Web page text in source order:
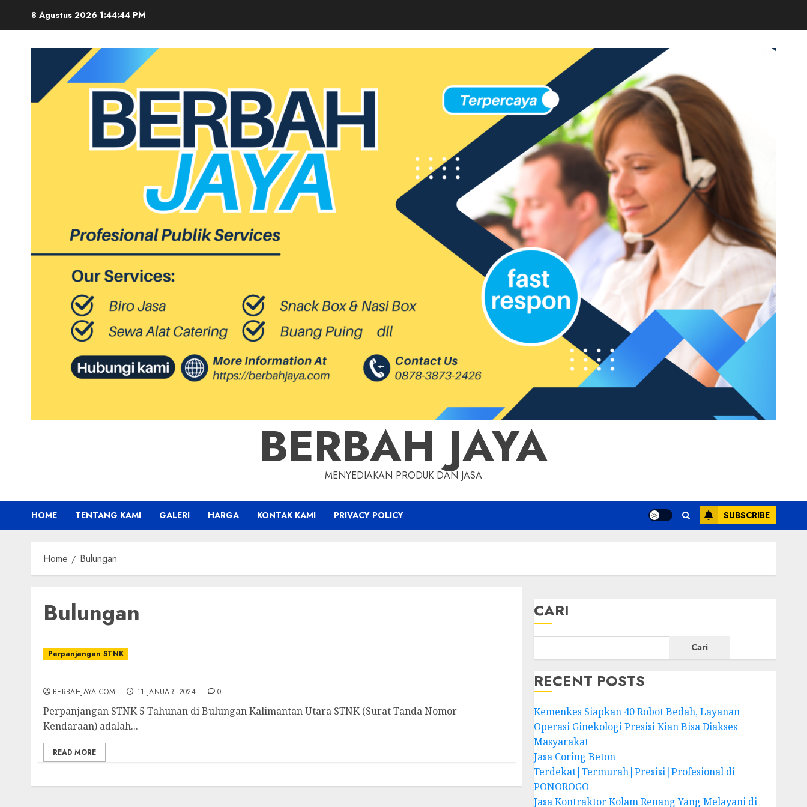
8 Agustus 2026 1:44:45 PM
BERBAH JAYA
MENYEDIAKAN PRODUK DAN JASA
HOME TENTANG KAMI GALERI HARGA KONTAK KAMI PRIVACY POLICY SUBSCRIBE
Home Bulungan
Bulungan
Perpanjangan STNK
BERBAHJAYA.COM 11 JANUARI 2024 0
Perpanjangan STNK 5 Tahunan di Bulungan Kalimantan Utara STNK (Surat Tanda Nomor
Kendaraan) adalah...
READ MORE
CARI
Cari
RECENT POSTS
Kemenkes Siapkan 40 Robot Bedah, Layanan
Operasi Ginekologi Presisi Kian Bisa Diakses
Masyarakat
Jasa Coring Beton
Terdekat|Termurah|Presisi|Profesional di
PONOROGO
Jasa Kontraktor Kolam Renang Yang Melayani di